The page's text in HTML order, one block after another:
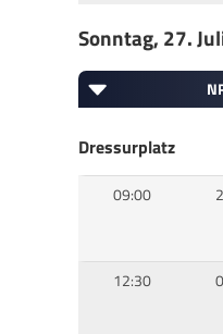
Sonntag, 27.
Dressurplatz
09:00
12:30